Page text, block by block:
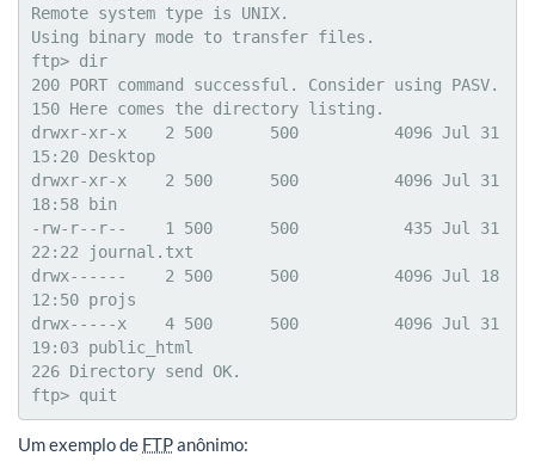
Remote system type is UNIX.
Using binary mode to transfer files.
ftp> dir
200 PORT command successful. Consider using PASV.
150 Here comes the directory listing.
drwxr-xr-x    2 500      500          4096 Jul 31
15:20 Desktop
drwxr-xr-x    2 500      500          4096 Jul 31
18:58 bin
-rw-r--r--    1 500      500           435 Jul 31
22:22 journal.txt
drwx------    2 500      500          4096 Jul 18
12:50 projs
drwx-----x    4 500      500          4096 Jul 31
19:03 public_html
226 Directory send OK.
ftp> quit
Um exemplo de FTPanônimo: